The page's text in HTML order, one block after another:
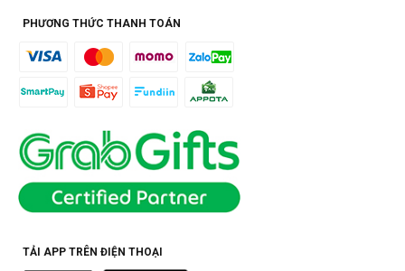
PHƯƠNG THỨC THANH TOÁN
TẢI APP TRÊN ĐIỆN THOẠI